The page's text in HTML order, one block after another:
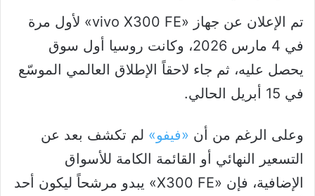
تم الإعلان عن جهاز «vivo X300 FE» لأول مرة
في 4 مارس 2026، وكانت روسيا أول سوق
يحصل عليه، ثم جاء لاحقاً الإطلاق العالمي الموسّع
في 15 أبريل الحالي.
وعلى الرغم من أن «فيفو» لم تكشف بعد عن
التسعير النهائي أو القائمة الكامة للأسواق
الإضافية، فإن «X300 FE» يبدو مرشحاً ليكون أحد